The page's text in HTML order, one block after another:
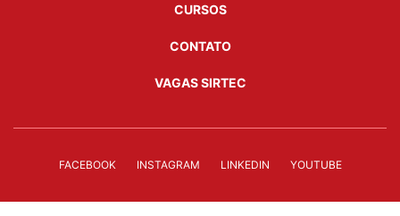
CURSOS
CONTATO
VAGAS SIRTEC
FACEBOOK INSTAGRAM LINKEDIN YOUTUBE